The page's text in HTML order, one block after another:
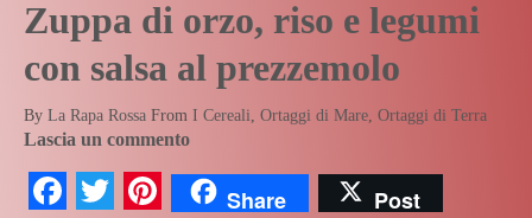
Zuppa di orzo, riso e legumi
con salsa al prezzemolo
By La Rapa Rossa From I Cereali Ortaggi di Mare Ortaggi di Terra
Lascia un commento
Facebook
TwitterPinterest
Share Post